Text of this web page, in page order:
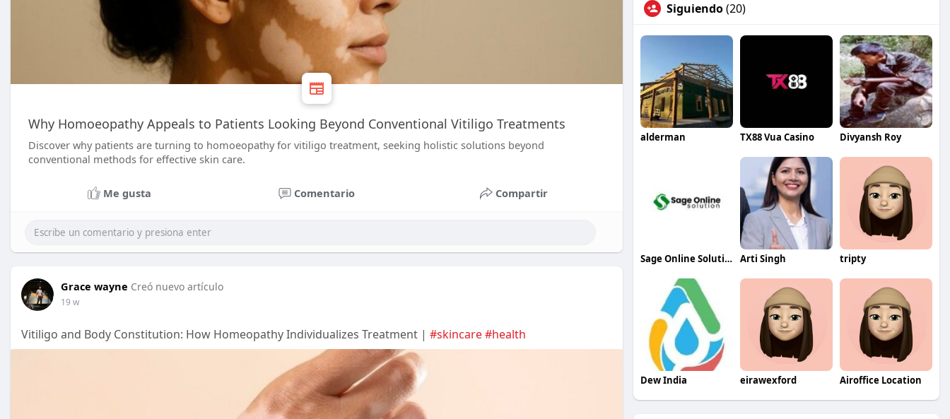
Why Homoeopathy Appeals to Patients Looking Beyond Conventional Vitiligo Treatments
Discover why patients are turning to homoeopathy for vitiligo treatment, seeking holistic solutions beyond
conventional methods for effective skin care.
Me gusta Comentario Compartir
Grace wayne Creó nuevo artículo
19 w
Vitiligo and Body Constitution: How Homeopathy Individualizes Treatment | #skincare#health
Siguiendo(20)
alderman TX88 Vua Casino Divyansh Roy
Sage Online Solution Usa Arti Singh tripty
Dew India eirawexford Airoffice Location